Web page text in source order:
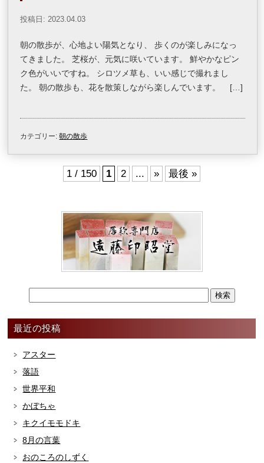
投稿日: 2023.04.03
朝の散歩が、心地よい陽気となり、 歩くのが楽しみになっ
てきました。 芝桜が、元気に咲いています。 鮮やかなピン
ク色がいいですね。 シロツメ草も、いい感じで撮れまし
た。 朝の散歩も、花を散策しながら楽しんでいます。 […]
カテゴリー:朝の散歩
1 / 150 1 2 ... » 最後 »
最近の投稿
アスター
落語
世界平和
かぼちゃ
キクイモモドキ
8月の言葉
おのころのしずく